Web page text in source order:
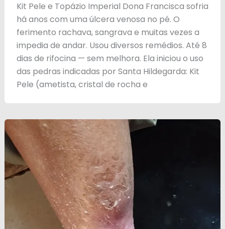
Kit Pele e Topázio Imperial Dona Francisca sofria
há anos com uma úlcera venosa no pé. O
ferimento rachava, sangrava e muitas vezes a
impedia de andar. Usou diversos remédios. Até 8
dias de rifocina — sem melhora. Ela iniciou o uso
das pedras indicadas por Santa Hildegarda: Kit
Pele (ametista, cristal de rocha e